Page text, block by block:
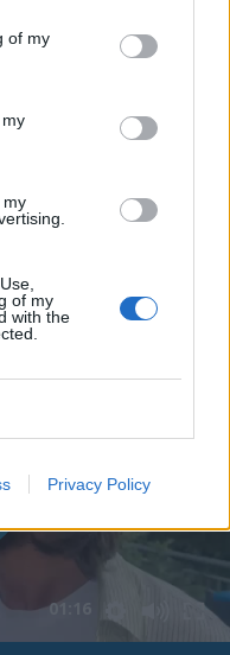
of my
my
of my
with the
Privacy Policy
01:16